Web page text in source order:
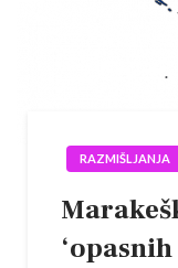
RAZMIŠLJANJA